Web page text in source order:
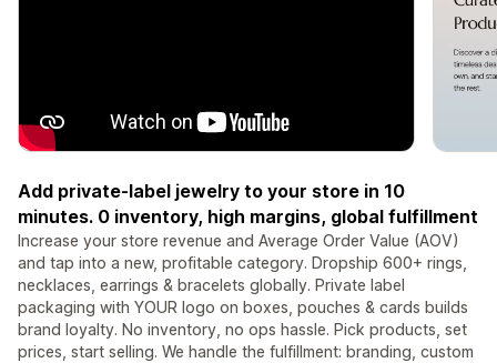
Add private-label jewelry to your store in 10
minutes. 0 inventory, high margins, global fulfillment
Increase your store revenue and Average Order Value (AOV)
and tap into a new, profitable category. Dropship 600+ rings,
necklaces, earrings & bracelets globally. Private label
packaging with YOUR logo on boxes, pouches & cards builds
brand loyalty. No inventory, no ops hassle. Pick products, set
prices, start selling. We handle the fulfillment: branding, custom